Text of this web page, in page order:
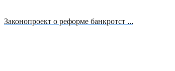
Законопроект о реформе банкротст …